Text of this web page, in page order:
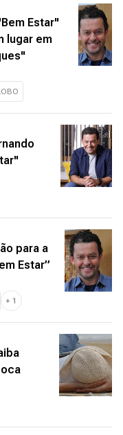
Estar"
lugar em
para a
Estar”
+ 1